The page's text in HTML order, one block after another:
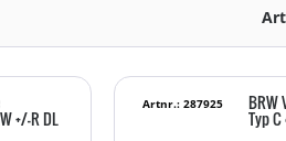
+/-R DL
BRW
Typ
Artnr.: 287925